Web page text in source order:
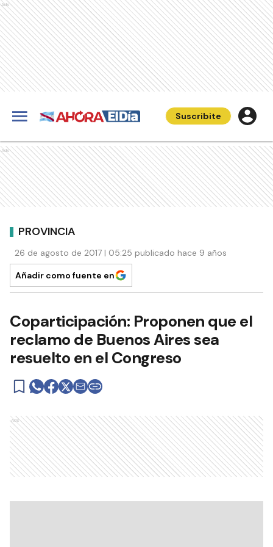
Ads
Suscribite
Ads
PROVINCIA
26 de agosto de 2017 | 05:25 publicado hace 9 años
Añadir como fuente en
Coparticipación: Proponen que el
reclamo de Buenos Aires sea
resuelto en el Congreso
Ads